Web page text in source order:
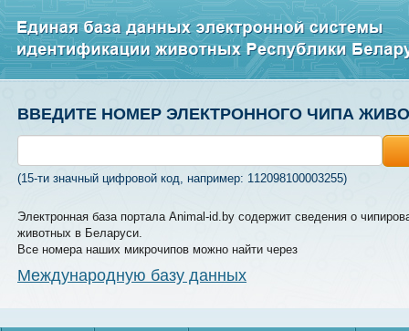
ВВЕДИТЕ НОМЕР ЭЛЕКТРОННОГО ЧИПА
(15-ти значный цифровой код, например: 112098100003255)
Электронная база портала Animal-id.by содержит сведения о
животных в Беларуси.
Все номера наших микрочипов можно найти через
Международную базу данных